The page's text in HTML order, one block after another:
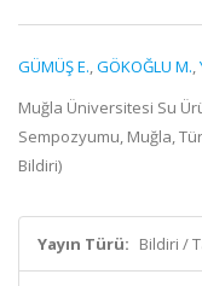
GÜMÜŞ E.,GÖKOĞLU M.,
Muğla Üniversitesi Su
Sempozyumu, Muğla,
Bildiri)
Yayın Türü: Bildiri /